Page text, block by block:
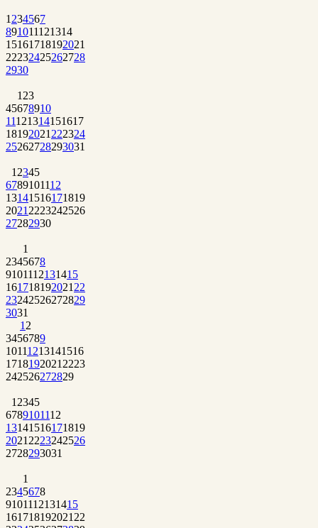
1 234567
891011121314
15161718192021
22232425262728
2930
1 23
45678910
11121314151617
18192021 222324
25262728293031
1 2345
6789101112
13141516171819
2021 2223242526
27282930
1
2345678
9101112131415
161718192021 22
23242526272829
3031
1 2
3456789
10111213141516
1718192021 2223
242526272829
1 2345
6789101112
13141516171819
2021 2223242526
2728293031
1
2345678
9101112131415
161718192021 22